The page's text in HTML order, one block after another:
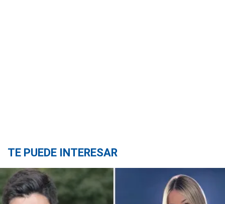
TE PUEDE INTERESAR